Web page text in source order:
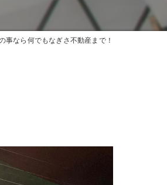
事なら何でもなぎさ不動産まで！